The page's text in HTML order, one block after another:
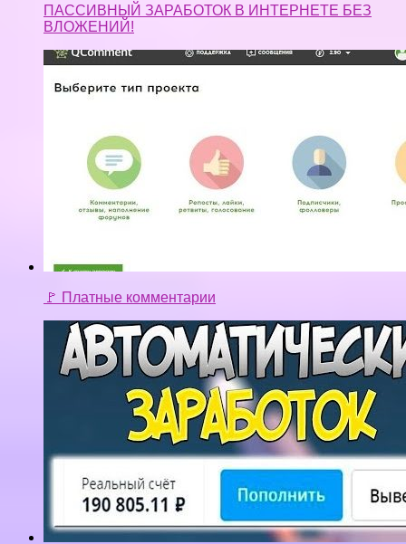
ПАССИВНЫЙ ЗАРАБОТОК В ИНТЕРНЕТЕ БЕЗ
ВЛОЖЕНИЙ!
🚩 Платные комментарии